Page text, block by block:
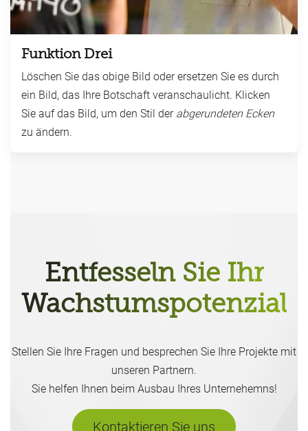
Funktion Drei
Löschen Sie das obige Bild oder ersetzen Sie es durch
ein Bild, das Ihre Botschaft veranschaulicht. Klicken
Sie auf das Bild, um den Stil der abgerundeten Ecken
zu ändern.
Entfesseln Sie Ihr
Wachstumspotenzial
Stellen Sie Ihre Fragen und besprechen Sie Ihre Projekte mit
unseren Partnern.
Sie helfen Ihnen beim Ausbau Ihres Unternehemns!
Kontaktieren Sie uns